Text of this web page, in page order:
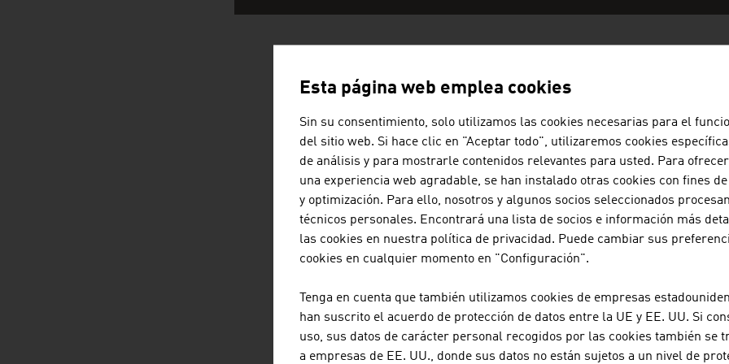
EMPRESAS AUSTRIACAS - INDUSTRIA
ANDRITZ AG
El consorcio tecnológico internacional ANDRITZ
sistemas y servicios innovadores en diversas
AVL es la mayor empresa del mundo dedicada
propulsión para turismos, vehículos industriales,
su integración en el vehículo.
Esta página web emplea cookies
Sin su consentimiento, solo utilizamos las cookies necesarias para el
del sitio web. Si hace clic en "Aceptar todo", utilizaremos cookies
de análisis y para mostrarle contenidos relevantes para usted. Para
una experiencia web agradable, se han instalado otras cookies con fines
y optimización. Para ello, nosotros y algunos socios seleccionados
técnicos personales. Encontrará una lista de socios e información más
las cookies en nuestra política de privacidad. Puede cambiar sus
cookies en cualquier momento en "Configuración".
Tenga en cuenta que también utilizamos cookies de empresas
han suscrito el acuerdo de protección de datos entre la UE y EE. UU. Si
uso, sus datos de carácter personal recogidos por las cookies también se
a empresas de EE. UU., donde sus datos no están sujetos a un nivel de